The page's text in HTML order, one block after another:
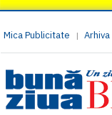
Mica Publicitate | Arhiva